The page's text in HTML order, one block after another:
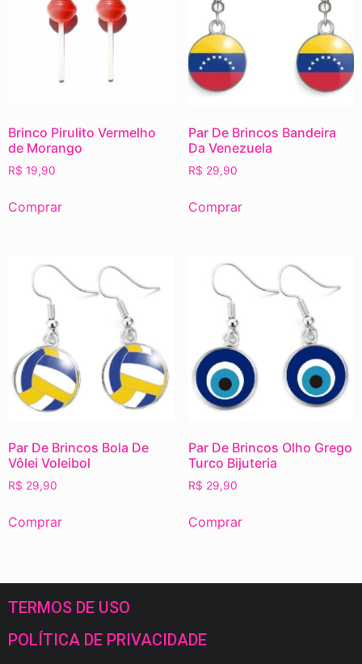
Brinco Pirulito Vermelho
de Morango
R$ 19,90
Comprar
Par De Brincos Bandeira
Da Venezuela
R$ 29,90
Comprar
Par De Brincos Bola De
Vôlei Voleibol
R$ 29,90
Comprar
Par De Brincos Olho Grego
Turco Bijuteria
R$ 29,90
Comprar
TERMOS DE USO
POLÍTICA DE PRIVACIDADE